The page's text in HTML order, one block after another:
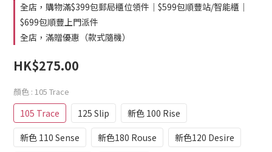
全店，購物滿$399包郵局櫃位領件｜$599包順豐站/智能櫃｜
$699包順豐上門派件
全店，滿贈優惠（款式隨機）
HK$275.00
顏色 : 105 Trace
105 Trace 125 Slip
新色 100 Rise
新色 110 Sense
新色180 Rouse
新色120 Desire